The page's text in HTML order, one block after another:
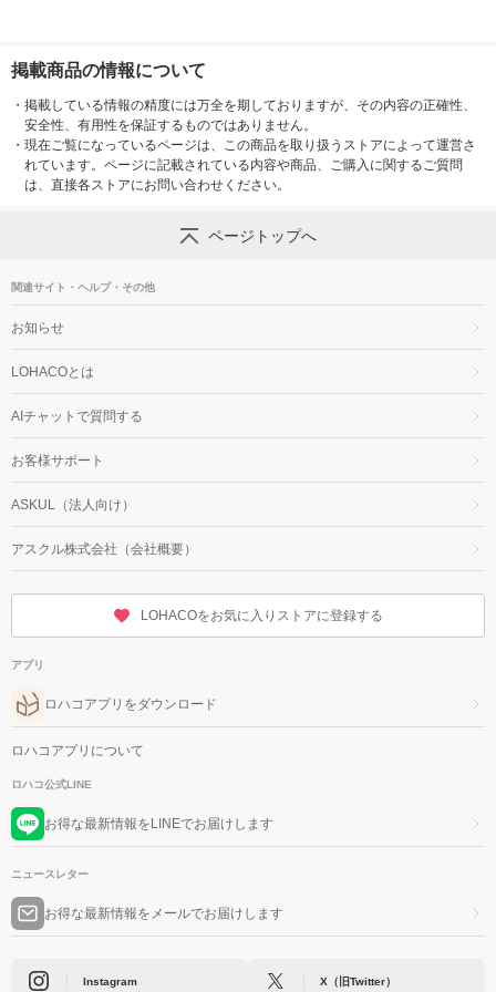
掲載商品の情報について
・ 掲載している情報の精度には万全を期しておりますが、その内容の正確性、
安全性、有用性を保証するものではありません。
・ 現在ご覧になっているページは、この商品を取り扱うストアによって運営さ
れています。ページに記載されている内容や商品、ご購入に関するご質問
は、直接各ストアにお問い合わせください。
ページトップへ
関連サイト・ヘルプ・その他
お知らせ
LOHACOとは
AIチャットで質問する
お客様サポート
ASKUL（法人向け）
アスクル株式会社（会社概要）
LOHACOをお気に入りストアに登録する
アプリ
ロハコアプリをダウンロード
ロハコアプリについて
ロハコ公式LINE
お得な最新情報をLINEでお届けします
ニュースレター
お得な最新情報をメールでお届けします
Instagram X（旧Twitter）